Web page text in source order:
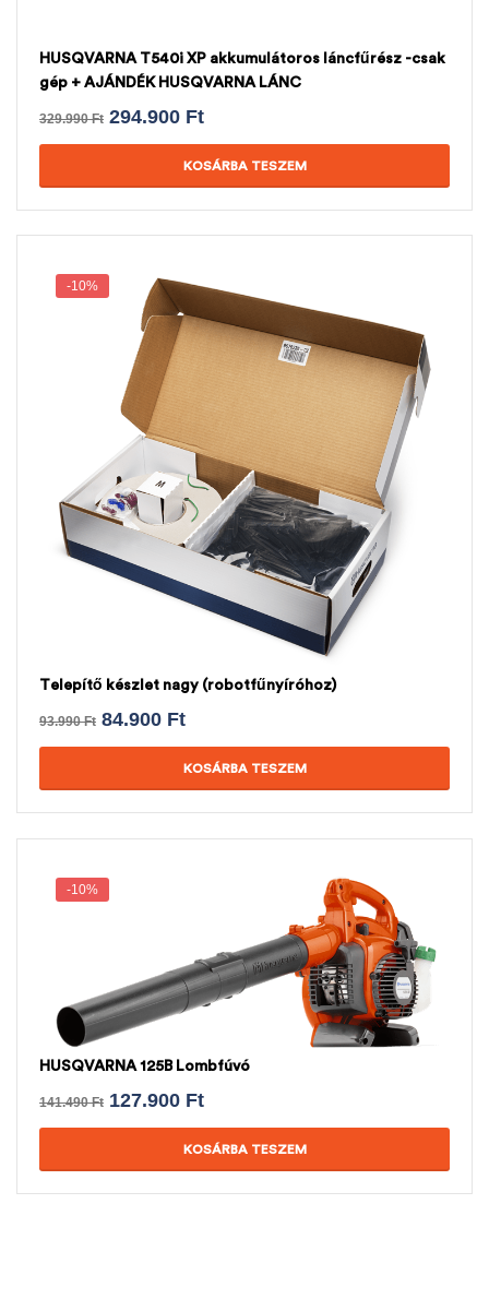
HUSQVARNA T540i XP akkumulátoros láncfűrész -csak
gép + AJÁNDÉK HUSQVARNA LÁNC
329.990Ft 294.900 Ft
KOSÁRBA TESZEM
-10%
Telepítő készlet nagy (robotfűnyíróhoz)
93.990Ft 84.900 Ft
KOSÁRBA TESZEM
-10%
HUSQVARNA 125B Lombfúvó
141.490Ft 127.900 Ft
KOSÁRBA TESZEM